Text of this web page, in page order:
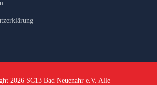
2026 SC13 Bad Neuenahr e.V. Alle